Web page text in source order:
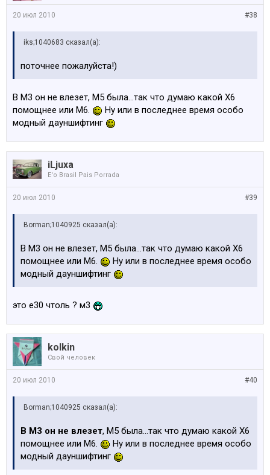
#38
20 июл 2010
iks;1040683 сказал(а):
поточнее пожалуйста!)
В М3 он не влезет, М5 была...так что думаю какой Х6
помощнее или М6.
Ну или в последнее время особо
модный дауншифтинг
iLjuxa
E'o Brasil Pais Porrada
#39
20 июл 2010
Borman;1040925 сказал(а):
В М3 он не влезет, М5 была...так что думаю какой Х6
помощнее или М6.
Ну или в последнее время особо
модный дауншифтинг
это е30 чтоль ? м3
kolkin
Свой человек
#40
20 июл 2010
Borman;1040925 сказал(а):
В М3 он не влезет, М5 была...так что думаю какой Х6
помощнее или М6.
Ну или в последнее время особо
модный дауншифтинг